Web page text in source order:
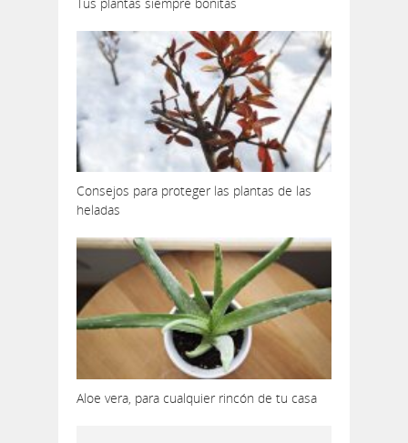
Consejos para proteger las plantas de las
heladas
Aloe vera, para cualquier rincón de tu casa